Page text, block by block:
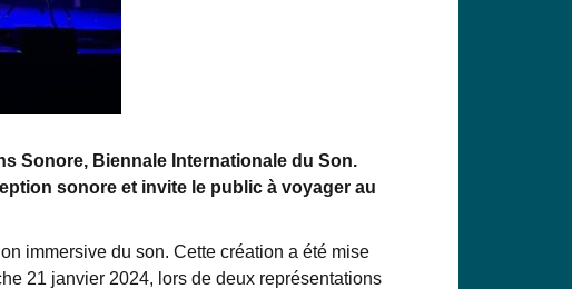
Sonore, Biennale Internationale du Son.
sonore et invite le public à voyager au
immersive du son. Cette création a été mise
21 janvier 2024, lors de deux représentations